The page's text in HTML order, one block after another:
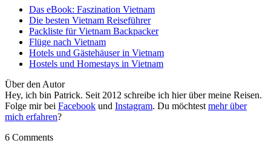
Das eBook: Faszination Vietnam
Die besten Vietnam Reiseführer
Packliste für Vietnam Backpacker
Flüge nach Vietnam
Hotels und Gästehäuser in Vietnam
Hostels und Homestays in Vietnam
Über den Autor
Hey, ich bin Patrick. Seit 2012 schreibe ich hier über meine Reisen.
Folge mir bei Facebook und Instagram. Du möchtest mehr über
mich erfahren?
6 Comments